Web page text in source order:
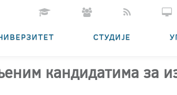
СТУДИЈЕ
кандидатима за